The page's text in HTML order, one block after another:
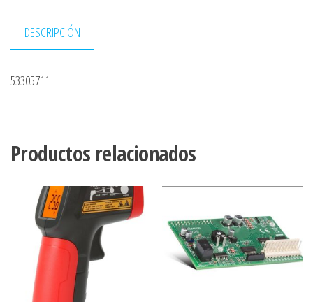
DESCRIPCIÓN
53305711
Productos relacionados